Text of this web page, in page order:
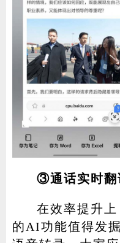
③通话实时翻
在效率提升
的AI功能值得发